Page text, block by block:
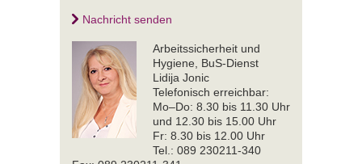
Nachricht senden
Arbeitssicherheit und
Hygiene, BuS-Dienst
Lidija Jonic
Telefonisch erreichbar:
Mo–Do: 8.30 bis 11.30 Uhr
und 12.30 bis 15.00 Uhr
Fr: 8.30 bis 12.00 Uhr
Tel.: 089 230211-340